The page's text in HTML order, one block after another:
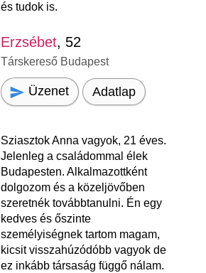
és tudok is.
Erzsébet, 52
Társkereső Budapest
Üzenet Adatlap
Sziasztok Anna vagyok, 21 éves.
Jelenleg a családommal élek
Budapesten. Alkalmazottként
dolgozom és a közeljövőben
szeretnék továbbtanulni. Én egy
kedves és őszinte
személyiségnek tartom magam,
kicsit visszahúzódóbb vagyok de
ez inkább társaság függő nálam.